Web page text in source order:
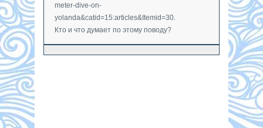
meter-dive-on-
yolanda&catid=15:articles&Itemid=30.
Кто и что думает по этому поводу?